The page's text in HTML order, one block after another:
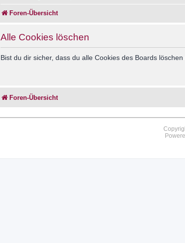
Foren-Übersicht
Alle Cookies löschen
Bist du dir sicher, dass du alle Cookies des Boards
Foren-Übersicht